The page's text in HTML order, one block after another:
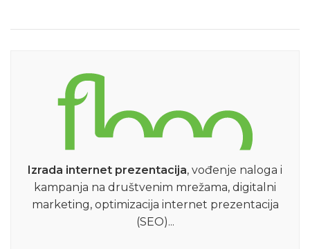
Izrada internet prezentacija, vođenje naloga i
kampanja na društvenim mrežama, digitalni
marketing, optimizacija internet prezentacija
(SEO)...